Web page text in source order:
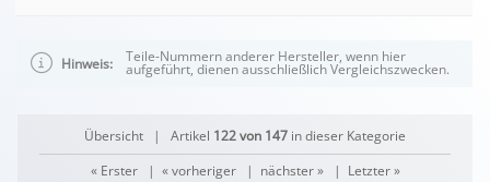
Hinweis: Teile-Nummern anderer Hersteller, wenn hier
aufgeführt, dienen ausschließlich Vergleichszwecken.
Übersicht | Artikel 122 von 147 in dieser Kategorie
« Erster| « vorheriger| nächster »| Letzter »